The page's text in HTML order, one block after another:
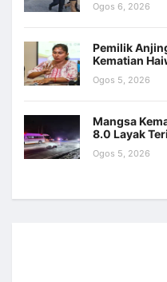
Ogos 6, 2026
Pemilik
Kematian
Ogos 5, 2026
Mangsa
8.0 Layak
Ogos 5, 2026